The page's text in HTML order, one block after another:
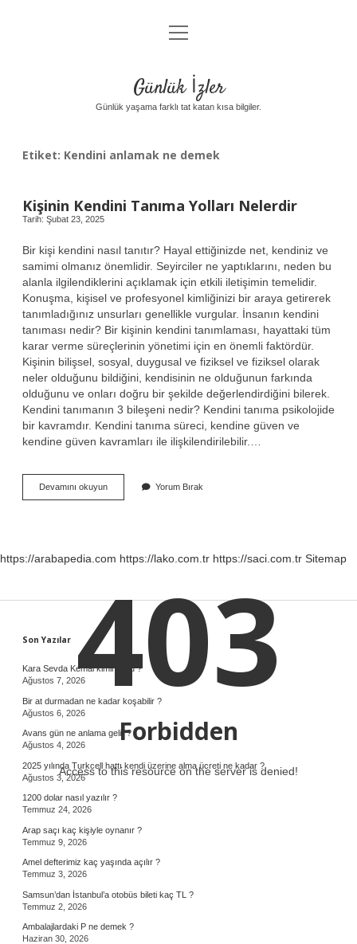
Anasayfa
Yasal Uyarı
menüyü
aç
Günlük İzler
Günlük yaşama farklı tat katan kısa bilgiler.
Etiket: Kendini anlamak ne demek
Kişinin Kendini Tanıma Yolları Nelerdir
Tarih: Şubat 23, 2025
Bir kişi kendini nasıl tanıtır? Hayal ettiğinizde net, kendiniz ve
samimi olmanız önemlidir. Seyirciler ne yaptıklarını, neden bu
alanla ilgilendiklerini açıklamak için etkili iletişimin temelidir.
Konuşma, kişisel ve profesyonel kimliğinizi bir araya getirerek
tanımladığınız unsurları genellikle vurgular. İnsanın kendini
tanıması nedir? Bir kişinin kendini tanımlaması, hayattaki tüm
karar verme süreçlerinin yönetimi için en önemli faktördür.
Kişinin bilişsel, sosyal, duygusal ve fiziksel ve fiziksel olarak
neler olduğunu bildiğini, kendisinin ne olduğunun farkında
olduğunu ve onları doğru bir şekilde değerlendirdiğini bilerek.
Kendini tanımanın 3 bileşeni nedir? Kendini tanıma psikolojide
bir kavramdır. Kendini tanıma süreci, kendine güven ve
kendine güven kavramları ile ilişkilendirilebilir.…
Devamını okuyunKişinin
Kendini
Yorum Bırak
https://arabapedia.com https://lako.com.tr https://saci.com.tr Sitemap
Sidebar
Son Yazılar
Kara Sevda Kemal kimin oğlu ?
Ağustos 7, 2026
Bir at durmadan ne kadar koşabilir ?
Ağustos 6, 2026
Avans gün ne anlama gelir ?
Ağustos 4, 2026
2025 yılında Turkcell hattı kendi üzerine alma ücreti ne kadar ?
Ağustos 3, 2026
1200 dolar nasıl yazılır ?
Temmuz 24, 2026
Arap saçı kaç kişiyle oynanır ?
Temmuz 9, 2026
Amel defterimiz kaç yaşında açılır ?
Temmuz 3, 2026
Samsun’dan İstanbul’a otobüs bileti kaç TL ?
Temmuz 2, 2026
Ambalajlardaki P ne demek ?
Haziran 30, 2026
403
Forbidden
Access to this resource on the server is denied!